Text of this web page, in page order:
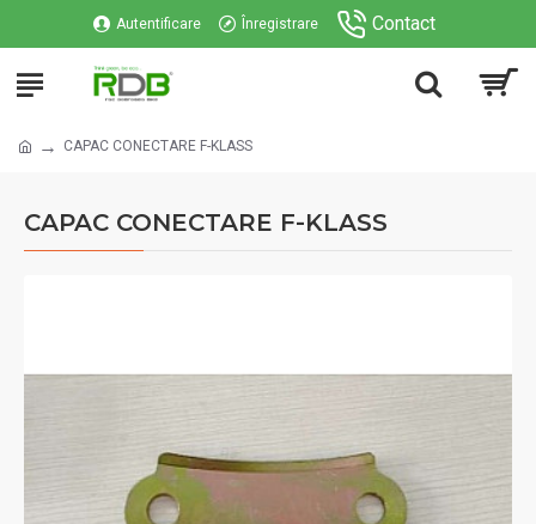
Autentificare Înregistrare Contact
CAPAC CONECTARE F-KLASS
CAPAC CONECTARE F-KLASS